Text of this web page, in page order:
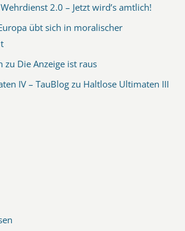
Wehrdienst 2.0 – Jetzt wird’s amtlich!
übt sich in moralischer
zu Die Anzeige ist raus
IV – TauBlogzu Haltlose Ultimaten III